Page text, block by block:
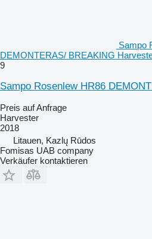
Sampo
DEMONTERAS/ BREAKING
9
Sampo Rosenlew HR86
Preis auf Anfrage
Harvester
2018
Litauen, Kazlų Rūdos
Fomisas UAB company
Verkäufer kontaktieren